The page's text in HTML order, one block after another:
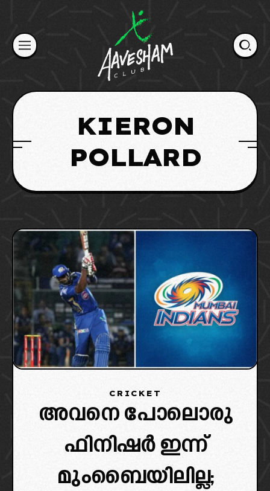
content
KIERON
POLLARD
CRICKET
അവനെ പോലൊരു
ഫിനിഷർ ഇന്ന്
മുംബൈയിലില്ല;